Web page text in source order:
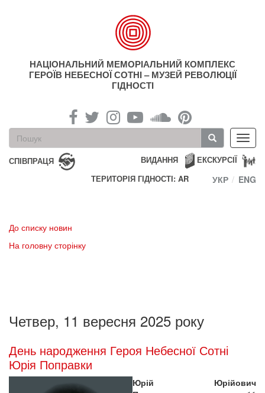
НАЦІОНАЛЬНИЙ МЕМОРІАЛЬНИЙ КОМПЛЕКС
ГЕРОЇВ НЕБЕСНОЇ СОТНІ – МУЗЕЙ РЕВОЛЮЦІЇ
ГІДНОСТІ
Пошукова
форма
Пошук
СПІВПРАЦЯ ЕКСКУРСІЇ
ВИДАННЯ
ТЕРИТОРІЯ ГІДНОСТІ: AR
УКР ENG
До списку новин
На головну сторінку
Четвер, 11 вересня 2025 року
День народження Героя Небесної Сотні
Юрія Поправки
Юрій Юрійович